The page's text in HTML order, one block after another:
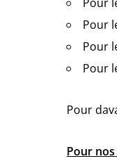
Pour
Pour
Pour
Pour
Pour